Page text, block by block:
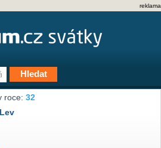
reklama
roce:32
Lev